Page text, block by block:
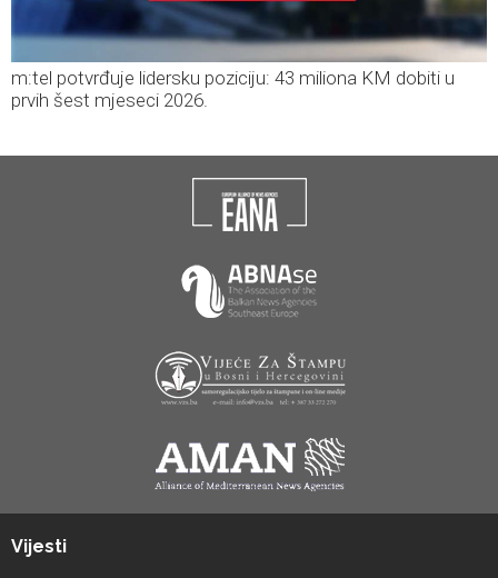
m:tel potvrđuje lidersku poziciju: 43 miliona KM dobiti u
prvih šest mjeseci 2026.
Vijesti